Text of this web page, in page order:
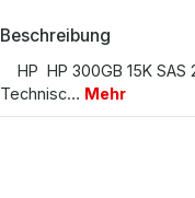
Beschreibung
HP HP 300GB 15K
Technisc… Mehr